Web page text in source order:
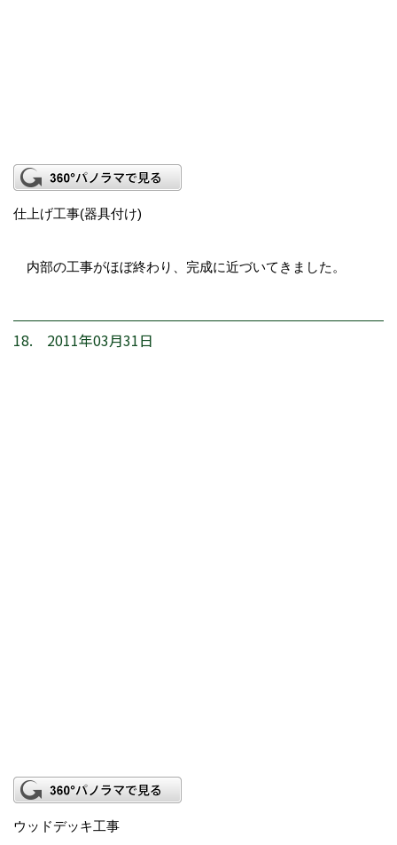
仕上げ工事(器具付け)
内部の工事がほぼ終わり、完成に近づいてきました。
18. 2011年03月31日
ウッドデッキ工事